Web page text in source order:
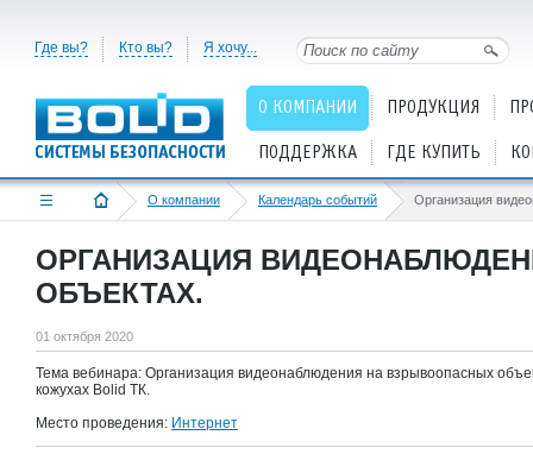
Где вы? Кто вы? Я хочу...
О КОМПАНИИ ПРОДУКЦИЯ
ПОДДЕРЖКА ГДЕ КУПИТЬ
О компании Календарь событий
ОРГАНИЗАЦИЯ
ОБЪЕКТАХ.
01 октября 2020
Тема вебинара: Организация видеонаблюдения на взрывоопасных
кожухах Bolid ТК.
Место проведения: Интернет